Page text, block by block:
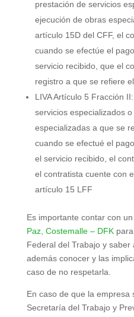
prestación de servicios
ejecución de obras
artículo 15D del CFF, el
cuando se efectúe el
servicio recibido, que el
registro a que se refiere
LIVA Artículo 5 Fracción
servicios especializados
especializadas a que se
cuando se efectué el
el servicio recibido, el
el contratista cuente con
artículo 15 LFF
Es importante contar con
Paz, Costemalle – DFKpara
Federal del Trabajo y saber
además conocer y las
caso de no respetarla.
En caso de que la empresa
Secretaría del Trabajo y